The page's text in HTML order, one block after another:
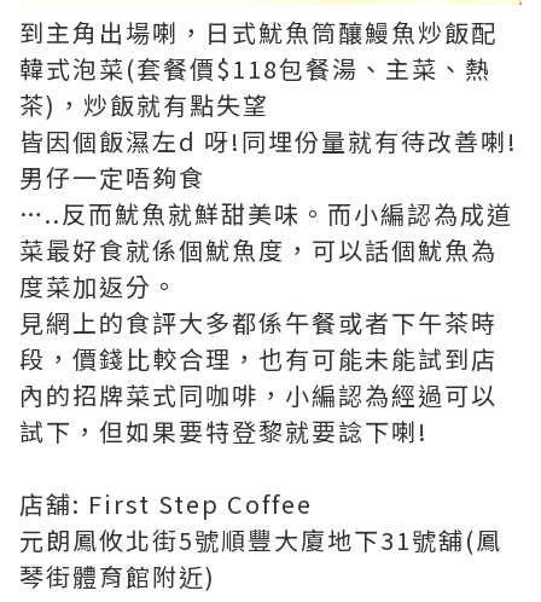
到主角出場喇，日式魷魚筒釀鰻魚炒飯配
韓式泡菜(套餐價$118包餐湯、主菜、熱
茶)，炒飯就有點失望
皆因個飯濕左d 呀!同埋份量就有待改善喇!
男仔一定唔夠食
…..反而魷魚就鮮甜美味。而小編認為成道
菜最好食就係個魷魚度，可以話個魷魚為
度菜加返分。
見網上的食評大多都係午餐或者下午茶時
段，價錢比較合理，也有可能未能試到店
內的招牌菜式同咖啡，小編認為經過可以
試下，但如果要特登黎就要諗下喇!
店舖: First Step Coffee
元朗鳳攸北街5號順豐大廈地下31號舖(鳳
琴街體育館附近)